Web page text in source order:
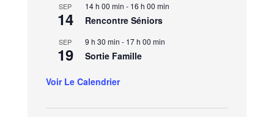
SEP
14
14 h 00 min - 16 h 00 min
Rencontre Séniors
SEP
19
9 h 30 min - 17 h 00 min
Sortie Famille
Voir Le Calendrier